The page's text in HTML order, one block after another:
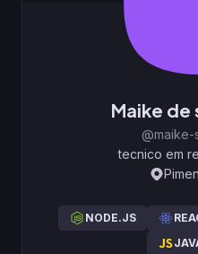
Maike de
tecnico em
NODE.JS